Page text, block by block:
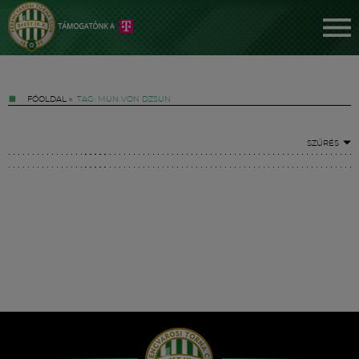
FŐOLDAL » TAG: MUN VON DZSUN
SZŰRÉS
Hírek